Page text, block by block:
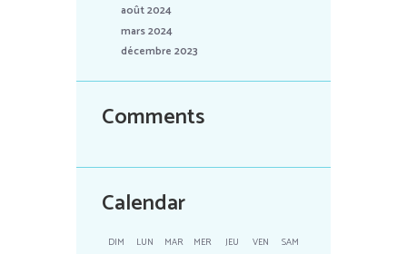
août 2024
mars 2024
décembre 2023
Comments
Calendar
DIM LUN MAR MER JEU VEN SAM